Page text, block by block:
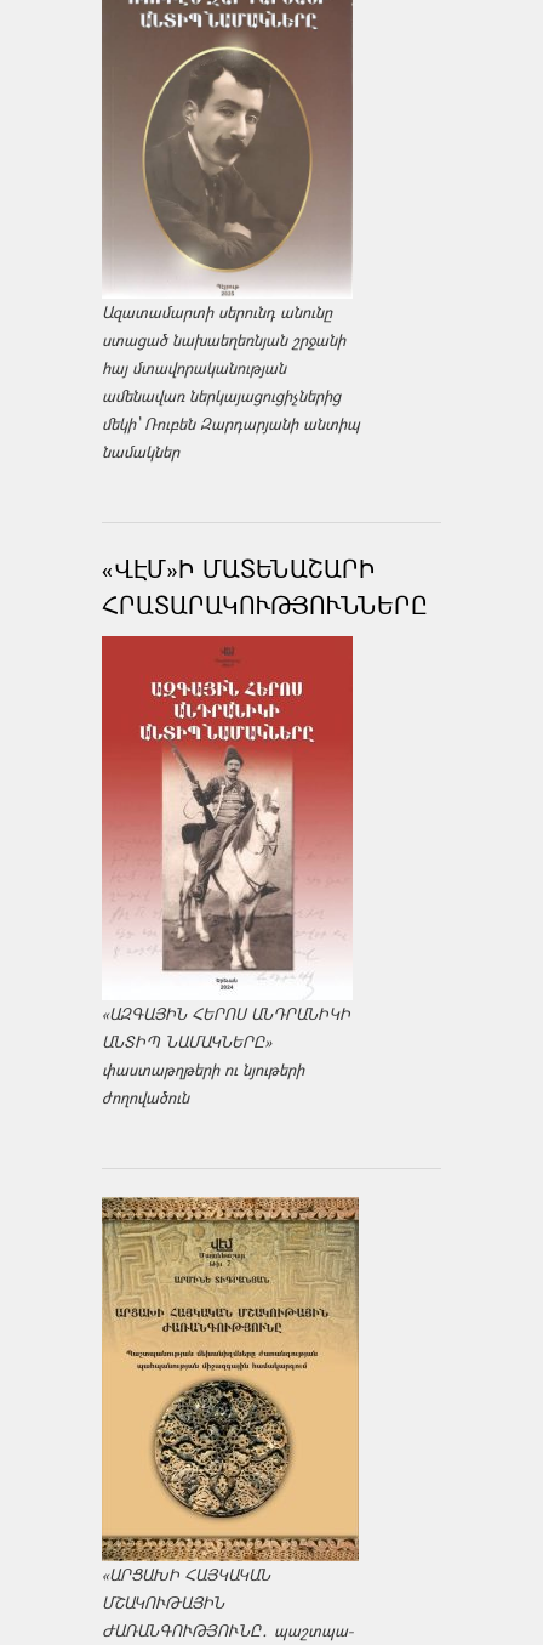
Ազատամարտի սերունդ անունը
ստացած նախաեղեռնյան շրջանի
հայ մտավորականության
ամենավառ ներկայացուցիչներից
մեկի՝ Ռուբեն Զարդարյանի անտիպ
նամակներ
«ՎԷՄ»Ի ՄԱՏԵՆԱՇԱՐԻ
ՀՐԱՏԱՐԱԿՈՒԹՅՈՒՆՆԵՐԸ
«ԱԶԳԱՅԻՆ ՀԵՐՈՍ ԱՆԴՐԱՆԻԿԻ
ԱՆՏԻՊ ՆԱՄԱԿՆԵՐԸ»
փաստաթղթերի ու նյութերի
ժողովածուն
«ԱՐՑԱԽԻ ՀԱՅԿԱԿԱՆ
ՄՇԱԿՈՒԹԱՅԻՆ
ԺԱՌԱՆԳՈՒԹՅՈՒՆԸ․ պաշտպա­